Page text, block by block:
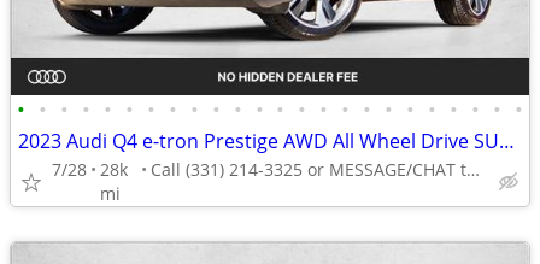
• • • • • • • • • • • • • • • • • • • • • • • •
2023 Audi Q4 e-tron Prestige AWD All Wheel Drive SUV Electric AUTONATION
7/28 28k
mi
Call (331) 214-3325 or MESSAGE/CHAT to confirm availability